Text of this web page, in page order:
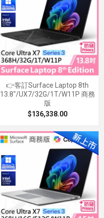
👉客訂Surface Laptop 8th
13.8"/UX7/32G/1T/W11P 商務
版
$136,338.00